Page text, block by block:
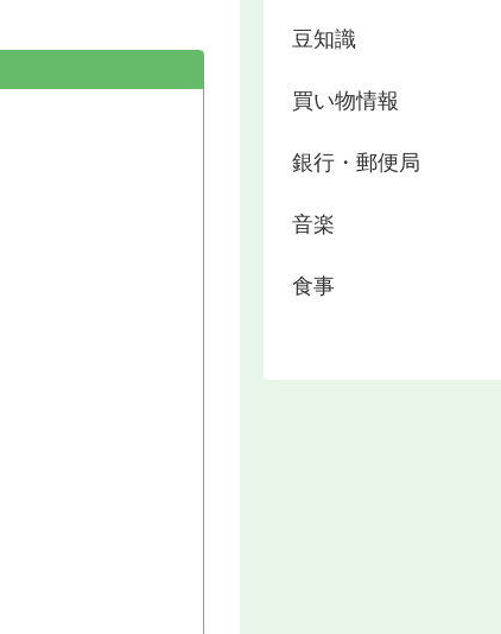
豆知識
買い物情報
銀行・郵便局
音楽
食事